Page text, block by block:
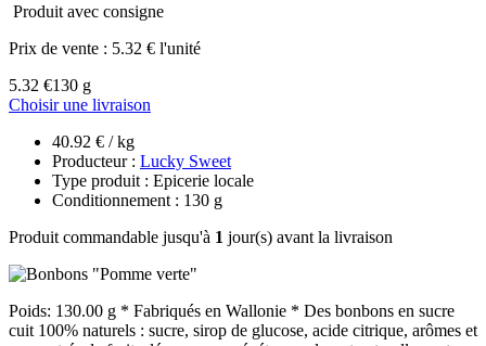
Produit avec consigne
Prix de vente : 5.32 € l'unité
5.32 €130 g
Choisir une livraison
40.92 € / kg
Producteur : Lucky Sweet
Type produit : Epicerie locale
Conditionnement : 130 g
Produit commandable jusqu'à 1 jour(s) avant la livraison
Poids: 130.00 g * Fabriqués en Wallonie * Des bonbons en sucre
cuit 100% naturels : sucre, sirop de glucose, acide citrique, arômes et